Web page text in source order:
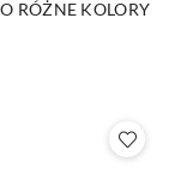
RÓŻNE KOLORY